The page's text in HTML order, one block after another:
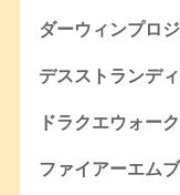
ダーウィンプロ
デスストランデ
ドラクエウォーク
ファイアーエム